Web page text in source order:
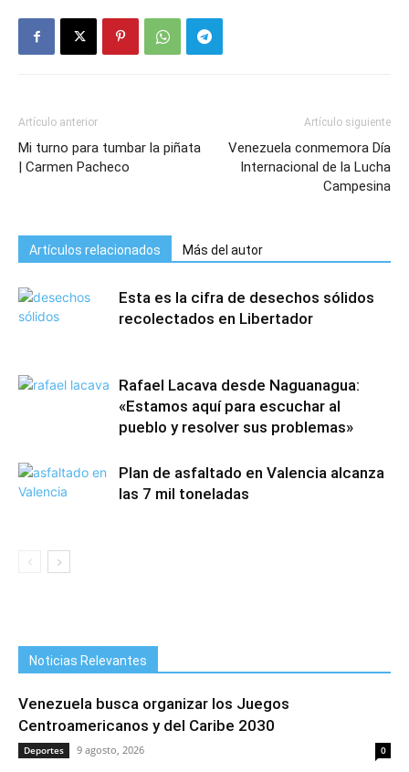
Artículo anterior
Mi turno para tumbar la piñata
| Carmen Pacheco
Artículo siguiente
Venezuela conmemora Día
Internacional de la Lucha
Campesina
Artículos relacionados Más del autor
Esta es la cifra de desechos sólidos
recolectados en Libertador
Rafael Lacava desde Naguanagua:
«Estamos aquí para escuchar al
pueblo y resolver sus problemas»
Plan de asfaltado en Valencia alcanza
las 7 mil toneladas
Noticias Relevantes
Venezuela busca organizar los Juegos
Centroamericanos y del Caribe 2030
Deportes 9 agosto, 2026 0